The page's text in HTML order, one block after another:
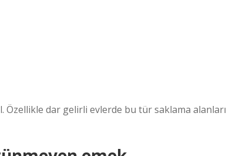
dar gelirli evlerde bu tür saklama alanları